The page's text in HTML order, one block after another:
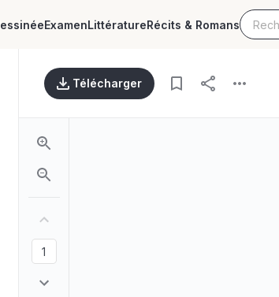
ExamenLittératureRécits & Romans
Télécharger